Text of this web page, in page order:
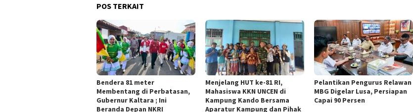
POS TERKAIT
Bendera 81 meter
Membentang di Perbatasan,
Gubernur Kaltara ; Ini
Beranda Depan NKRI
Menjelang HUT ke-81 RI,
Mahasiswa KKN UNCEN di
Kampung Kando Bersama
Aparatur Kampung dan Pihak
Pelantikan Pengurus Relawan
MBG Digelar Lusa, Persiapan
Capai 90 Persen